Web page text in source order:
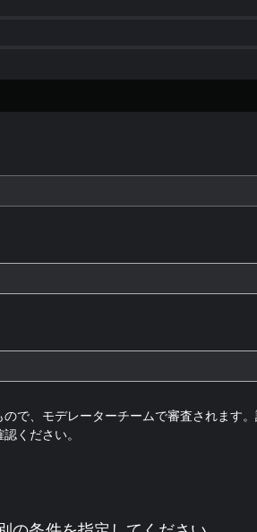
で、モデレーターチームで審査されます。
ください。